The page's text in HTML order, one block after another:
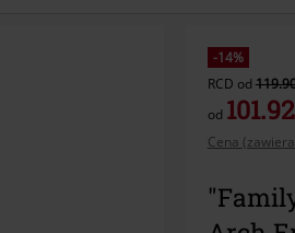
-14%
RCD od
od
Cena